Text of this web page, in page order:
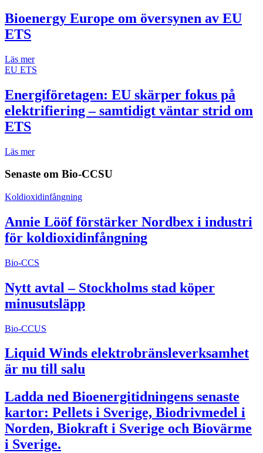
Bioenergy Europe om översynen av EU
ETS
Läs mer
EU ETS
Energiföretagen: EU skärper fokus på
elektrifiering – samtidigt väntar strid om
ETS
Läs mer
Senaste om Bio-CCSU
Koldioxidinfångning
Annie Lööf förstärker Nordbex i industri
för koldioxidinfångning
Bio-CCS
Nytt avtal – Stockholms stad köper
minusutsläpp
Bio-CCUS
Liquid Winds elektrobränsleverksamhet
är nu till salu
Ladda ned Bioenergitidningens senaste
kartor: Pellets i Sverige, Biodrivmedel i
Norden, Biokraft i Sverige och Biovärme
i Sverige.